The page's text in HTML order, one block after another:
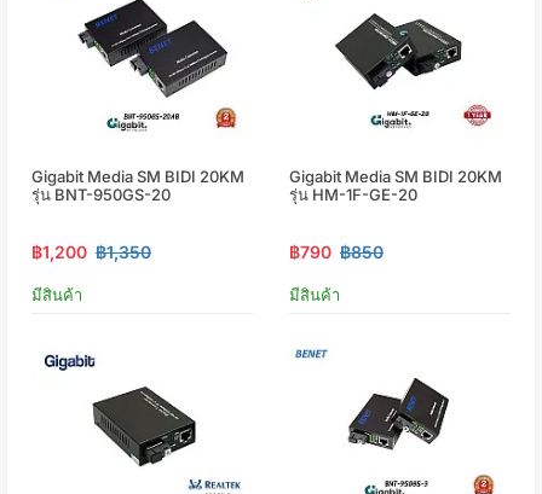
Gigabit Media SM BIDI 20KM
รุ่น BNT-950GS-20
฿1,200 ฿1,350
มีสินค้า
Gigabit Media SM BIDI 20KM
รุ่น HM-1F-GE-20
฿790 ฿850
มีสินค้า